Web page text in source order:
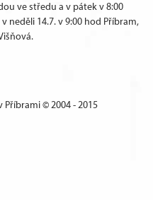
ve středu a v pátek v 8:00
neděli 14.7. v 9:00 hod Příbram,
Příbrami © 2004 - 2015